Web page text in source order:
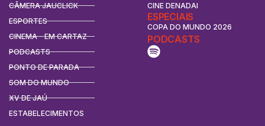
CÂMERA JAUCLICK
ESPORTES
CINEMA - EM CARTAZ
PODCASTS
PONTO DE PARADA
SOM DO MUNDO
XV DE JAÚ
ESTABELECIMENTOS
CINE DENADAI
ESPECIAIS
COPA DO MUNDO 2026
PODCASTS